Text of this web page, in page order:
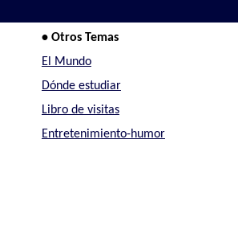
• Otros Temas
El Mundo
Dónde estudiar
Libro de visitas
Entretenimiento-humor